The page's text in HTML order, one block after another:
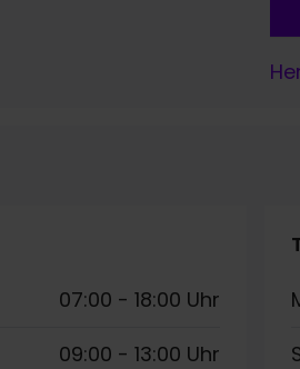
07:00 - 18:00 Uhr
09:00 - 13:00 Uhr